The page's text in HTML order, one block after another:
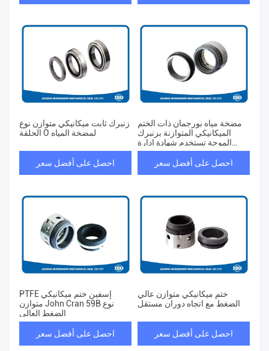
زنبرك ثابت ميكانيكي متوازن نوع
الحلقة O لمضخة المياه
احصل على أفضل سعر
مضخة مياه بورجمان ذات الختم
الميكانيكي المتوازنة بزنبرك
الموجة تستخدم شهادة إدارة
الغذاء والدواء الأمريكية
احصل على أفضل سعر
PTFE إسفين ختم ميكانيكي
متوازن John Cran 59B نوع
الضغط العالي
احصل على أفضل سعر
ختم ميكانيكي متوازن عالي
الضغط مع اتجاه دوران مستقل
احصل على أفضل سعر